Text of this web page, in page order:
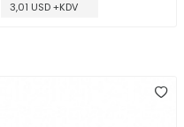
3,01 USD +KDV